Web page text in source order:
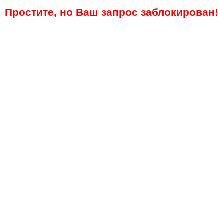
Простите, но Ваш запрос заблокирован!